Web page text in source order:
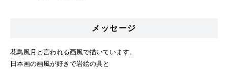
メッセージ
花鳥風月と言われる画風で描いています。
日本画の画風が好きで岩絵の具と